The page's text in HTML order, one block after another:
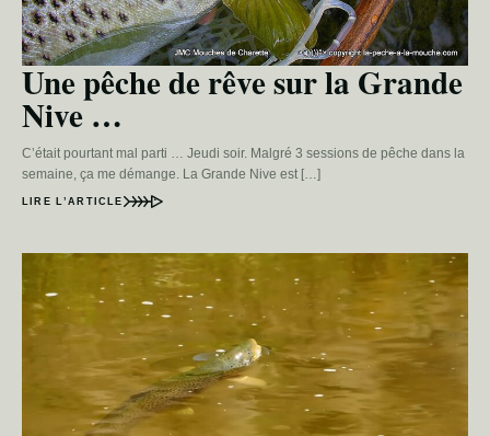
Une pêche de rêve sur la Grande
Nive …
C’était pourtant mal parti … Jeudi soir. Malgré 3 sessions de pêche dans la
semaine, ça me démange. La Grande Nive est […]
LIRE L’ARTICLE